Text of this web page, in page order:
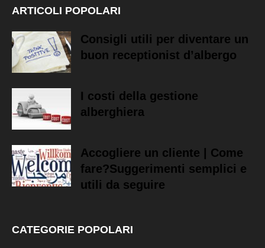
ARTICOLI POPOLARI
Consigli utili per diventare un
buon receptionist d’albergo
I costi della gestione
alberghiera
Accogliere un cliente | Come
fare?Suggerimenti semplici e
utili da seguire
CATEGORIE POPOLARI